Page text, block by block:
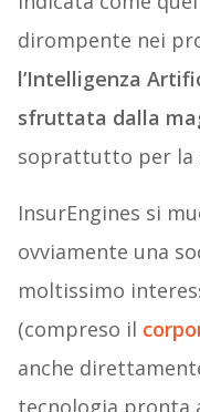
dirompente nei
l’Intelligenza
sfruttata dalla
soprattutto per la
InsurEngines si
ovviamente una
moltissimo
(compreso il
anche